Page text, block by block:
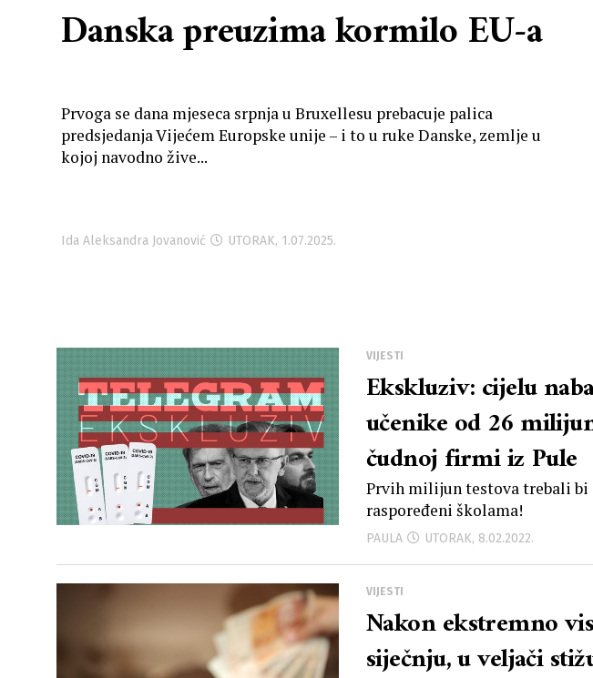
Danska preuzima kormilo EU-a
Prvoga se dana mjeseca srpnja u Bruxellesu prebacuje palica
predsjedanja Vijećem Europske unije – i to u ruke Danske, zemlje u
kojoj navodno žive...
Ida Aleksandra Jovanović UTORAK, 1.07.2025.
VIJESTI
Ekskluziv: cijelu
učenike od 26
čudnoj firmi iz Pule
Prvih milijun testova trebali
raspoređeni školama!
PAULA UTORAK, 8.02.2022.
VIJESTI
Nakon ekstremno
siječnju, u veljači